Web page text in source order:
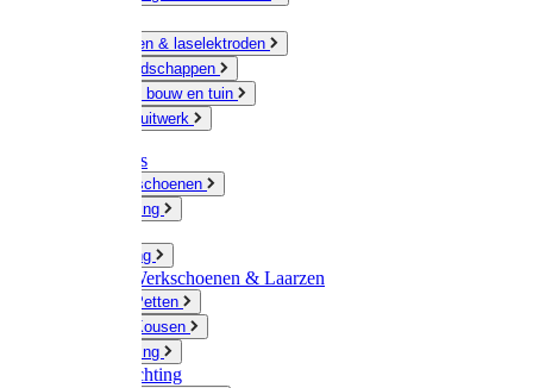
Slijpschijven & laselektroden
Handgereedschappen
IJzerwaren bouw en tuin
Hang en sluitwerk
Disposables
Werkhandschoenen
Regenkleding
Werkkleding
Wandel-/ Werkschoenen & Laarzen
Hoeden / Petten
Sokken / Kousen
Winterkleding
Winkelinrichting